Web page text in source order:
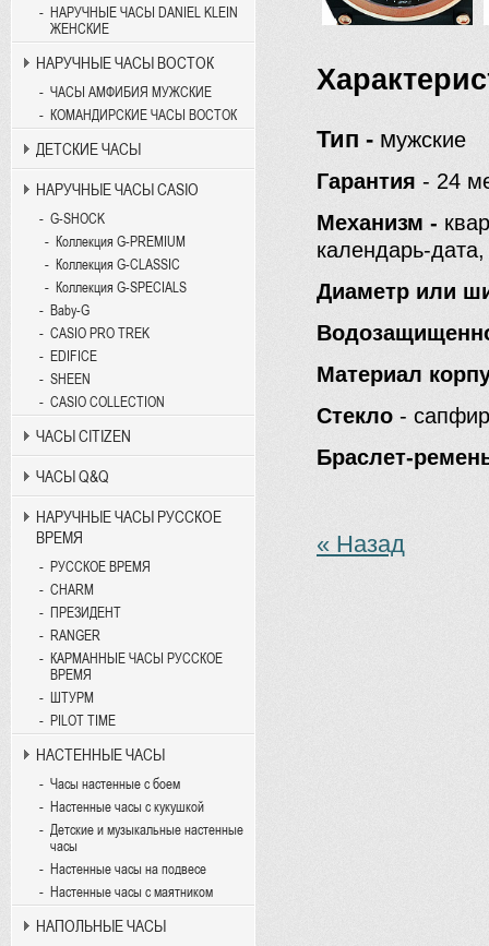
Тип - мужские
Гарантия - 24
Механизм -
календарь-
Диаметр или
Материал
Стекло -
Браслет-
« Назад
НАРУЧНЫЕ ЧАСЫ DANIEL KLEIN
ЖЕНСКИЕ
НАРУЧНЫЕ ЧАСЫ ВОСТОК
ЧАСЫ АМФИБИЯ МУЖСКИЕ
КОМАНДИРСКИЕ ЧАСЫ ВОСТОК
ДЕТСКИЕ ЧАСЫ
НАРУЧНЫЕ ЧАСЫ CASIO
G-SHOCK
Коллекция G-PREMIUM
Коллекция G-CLASSIC
Коллекция G-SPECIALS
Baby-G
CASIO PRO TREK
EDIFICE
SHEEN
CASIO COLLECTION
ЧАСЫ CITIZEN
ЧАСЫ Q&Q
НАРУЧНЫЕ ЧАСЫ РУССКОЕ
ВРЕМЯ
РУССКОЕ ВРЕМЯ
CHARM
ПРЕЗИДЕНТ
RANGER
КАРМАННЫЕ ЧАСЫ РУССКОЕ
ВРЕМЯ
ШТУРМ
PILOT TIME
НАСТЕННЫЕ ЧАСЫ
Часы настенные с боем
Настенные часы с кукушкой
Детские и музыкальные настенные
часы
Настенные часы на подвесе
Настенные часы с маятником
НАПОЛЬНЫЕ ЧАСЫ